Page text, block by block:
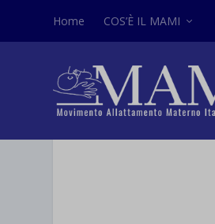
Home COS’È IL MAMI